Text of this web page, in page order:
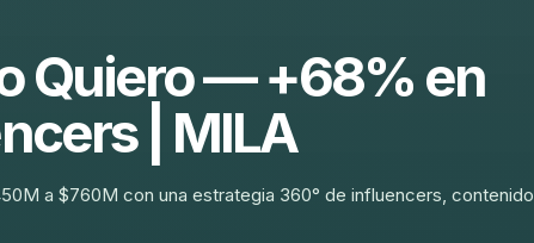
Quiero — +68% en
| MILA
a $760M con una estrategia 360° de influencers, contenido